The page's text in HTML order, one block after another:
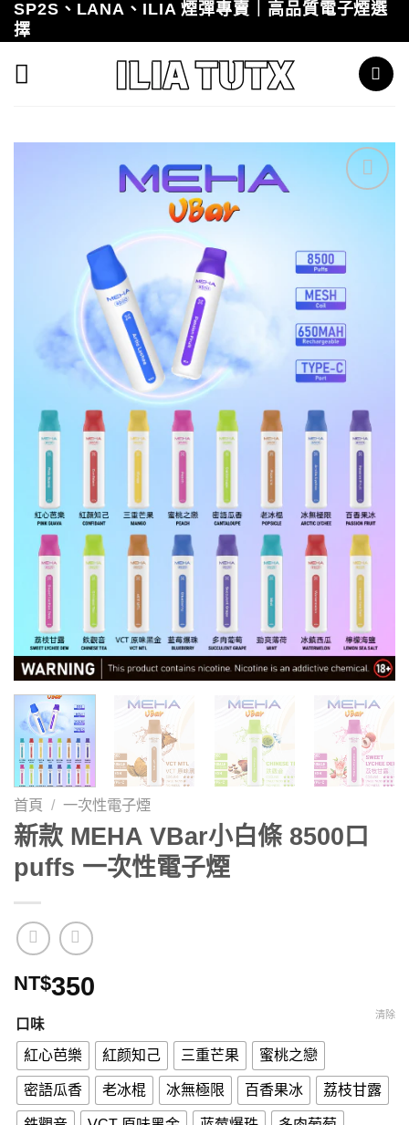
Skip
to
content
SP2S、LANA、ILIA 煙彈專賣｜高品質電子煙選
擇
首頁 / 一次性電子煙
新款 MEHA VBar小白條 8500口
puffs 一次性電子煙
NT$350
口味
紅心芭樂
紅颜知己 三重芒果 蜜桃之戀
密語瓜香 老冰棍 冰無極限 百香果冰 荔枝甘露
清除